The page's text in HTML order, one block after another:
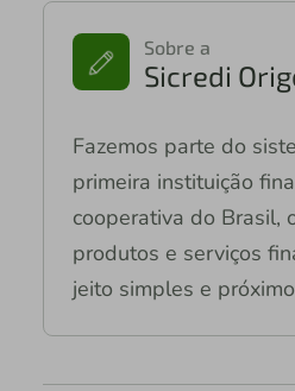
Sobre a
Sicredi
Fazemos parte do
primeira instituição
cooperativa do Brasil,
produtos e serviços
jeito simples e